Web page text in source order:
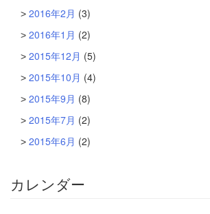
2016年2月 (3)
2016年1月 (2)
2015年12月 (5)
2015年10月 (4)
2015年9月 (8)
2015年7月 (2)
2015年6月 (2)
カレンダー